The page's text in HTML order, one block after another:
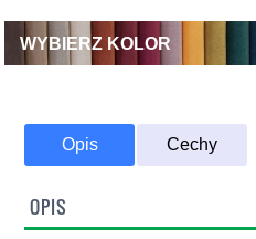
WYBIERZ KOLOR
Opis Cechy
OPIS